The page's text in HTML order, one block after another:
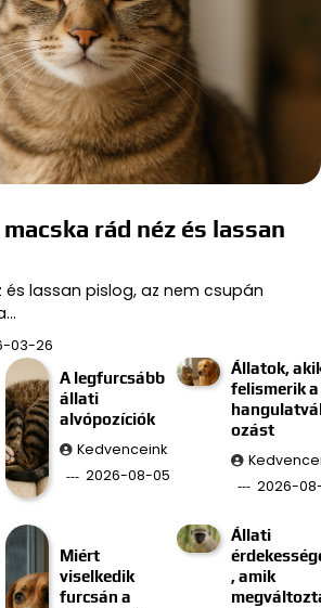
rád néz és lassan
lassan pislog, az nem csupán
03-26
A legfurcsább
állati
alvópozíciók
Kedvenceink
2026-08-05
Állatok,
felismerik a
ozást
2026-
Miért
viselkedik
furcsán a
Állati
, amik